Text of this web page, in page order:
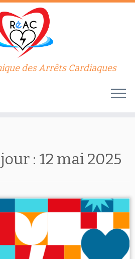
des Arrêts Cardiaques
: 12 mai 2025